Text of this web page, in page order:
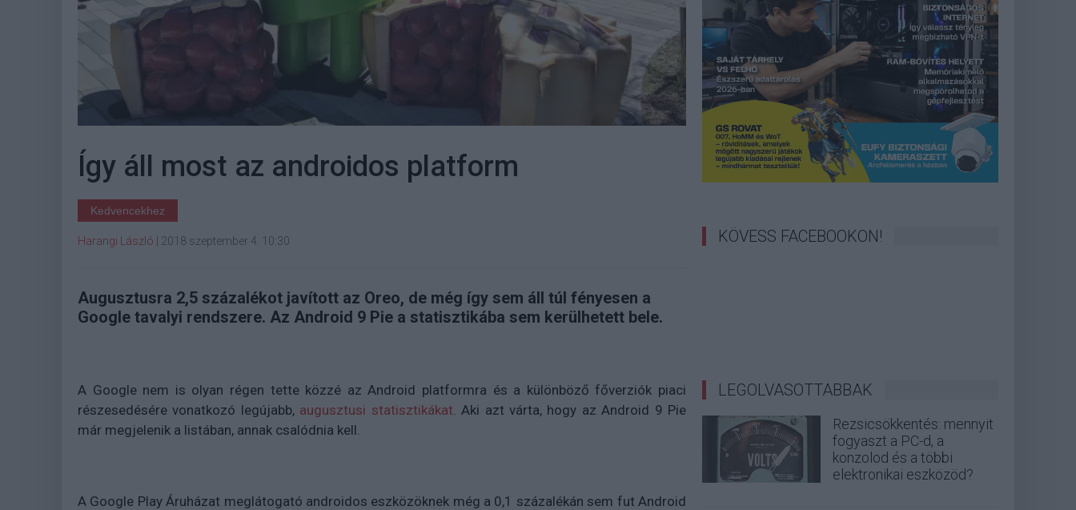
Így áll most az androidos platform
Kedvencekhez
Harangi László 2018 szeptember 4. 10:30
Augusztusra 2,5 százalékot javított az Oreo, de még így sem áll túl fényesen a
Google tavalyi rendszere. Az Android 9 Pie a statisztikába sem kerülhetett bele.
A Google nem is olyan régen tette közzé az Android platformra és a különböző főverziók piaci
részesedésére vonatkozó legújabb, augusztusi statisztikákat. Aki azt várta, hogy az Android 9 Pie
már megjelenik a listában, annak csalódnia kell.
A Google Play Áruházat meglátogató androidos eszközöknek még a 0,1 százalékán sem fut Android
KÖVESS FACEBOOKON!
LEGOLVASOTTABBAK
Rezsicsökkentés: mennyit
fogyaszt a PC-d, a
konzolod és a többi
elektronikai eszközöd?